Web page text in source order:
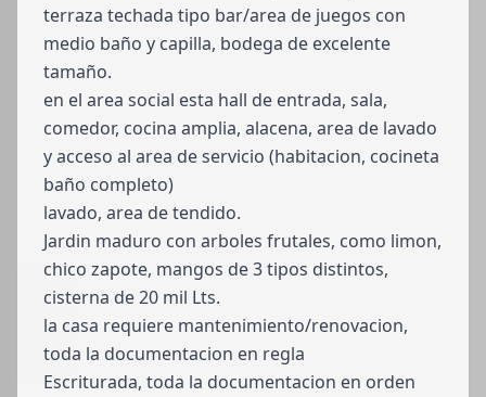
terraza techada tipo bar/area de juegos con
medio baño y capilla, bodega de excelente
tamaño.
en el area social esta hall de entrada, sala,
comedor, cocina amplia, alacena, area de lavado
y acceso al area de servicio (habitacion, cocineta
baño completo)
lavado, area de tendido.
Jardin maduro con arboles frutales, como limon,
chico zapote, mangos de 3 tipos distintos,
cisterna de 20 mil Lts.
la casa requiere mantenimiento/renovacion,
toda la documentacion en regla
Escriturada, toda la documentacion en orden